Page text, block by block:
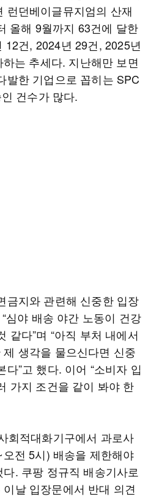
런던베이글뮤지엄의 산재
올해 9월까지 63건에 달한
12건, 2024년 29건, 2025년
는 추세다. 지난해만 보면
발한 기업으로 꼽히는 SPC
건수가 많다.
금지와 관련해 신중한 입장
심야 배송 야간 노동이 건강
같다”며 “아직 부처 내에서
생각을 물으신다면 신중
”고 했다. 이어 “소비자 입
가지 조건을 같이 봐야 한
회적대화기구에서 과로사
전 5시) 배송을 제한해야
. 쿠팡 정규직 배송기사로
날 입장문에서 반대 의견